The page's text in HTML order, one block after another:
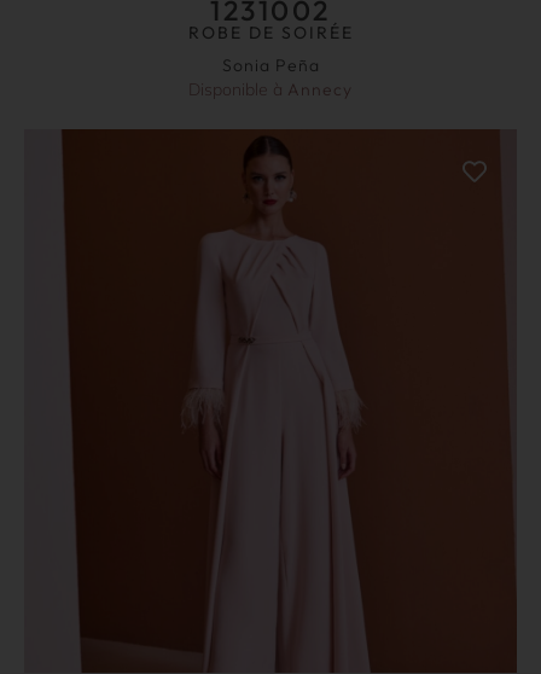
1231002
ROBE DE SOIRÉE
Sonia Peña
Disponible à Annecy